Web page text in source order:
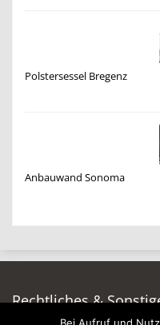
Polstersessel Bregenz
Anbauwand Sonoma
Rechtliches &